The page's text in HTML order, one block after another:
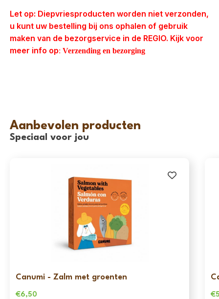
Let op: Diepvriesproducten worden niet verzonden,
u kunt uw bestelling bij ons ophalen of gebruik
maken van de bezorgservice in de REGIO. Kijk voor
meer info op: Verzending en bezorging
Aanbevolen producten
Speciaal voor jou
Canumi - Zalm met groenten
€6,50 €